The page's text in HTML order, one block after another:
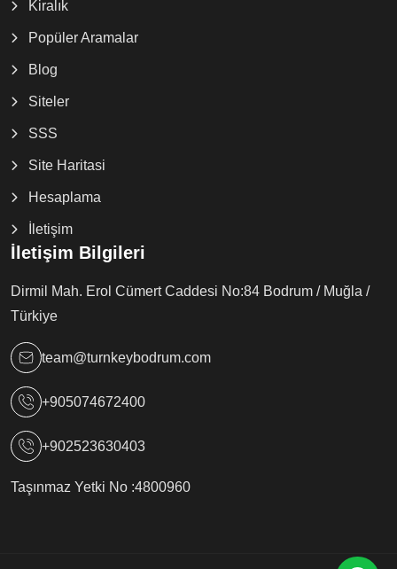
Kiralık
Popüler Aramalar
Blog
Siteler
SSS
Site Haritasi
Hesaplama
İletişim
İletişim Bilgileri
Dirmil Mah. Erol Cümert Caddesi No:84 Bodrum / Muğla /
Türkiye
team@turnkeybodrum.com
+905074672400
+902523630403
Taşınmaz Yetki No :4800960